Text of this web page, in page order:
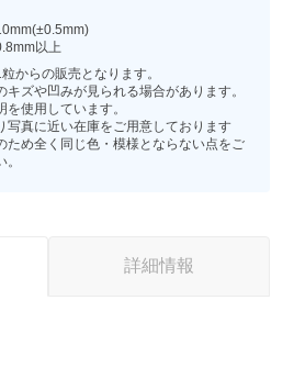
以上
からの販売となります。
キズや凹みが見られる場合があります。
を使用しています。
写真に近い在庫をご用意しております
ため全く同じ色・模様とならない点をご
詳細情報